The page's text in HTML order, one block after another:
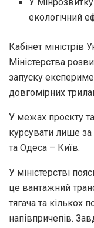
У
екологічний
Кабінет міністрів
Міністерства
запуску
довгомірних
У межах проєкту
курсувати лише
та Одеса – Київ.
У міністерстві
це вантажний
тягача та кількох
напівпричепів.